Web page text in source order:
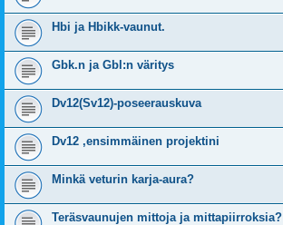
Hbi ja Hbikk-vaunut.
Gbk.n ja Gbl:n väritys
Dv12(Sv12)-poseerauskuva
Dv12 ,ensimmäinen projektini
Minkä veturin karja-aura?
Teräsvaunujen mittoja ja mittapiirroksia?